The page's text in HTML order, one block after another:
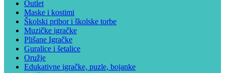
Outlet
Maske i kostimi
Školski pribor i školske torbe
Muzičke igračke
Plišane Igračke
Guralice i šetalice
Oružje
Edukativne igračke, puzle, bojanke